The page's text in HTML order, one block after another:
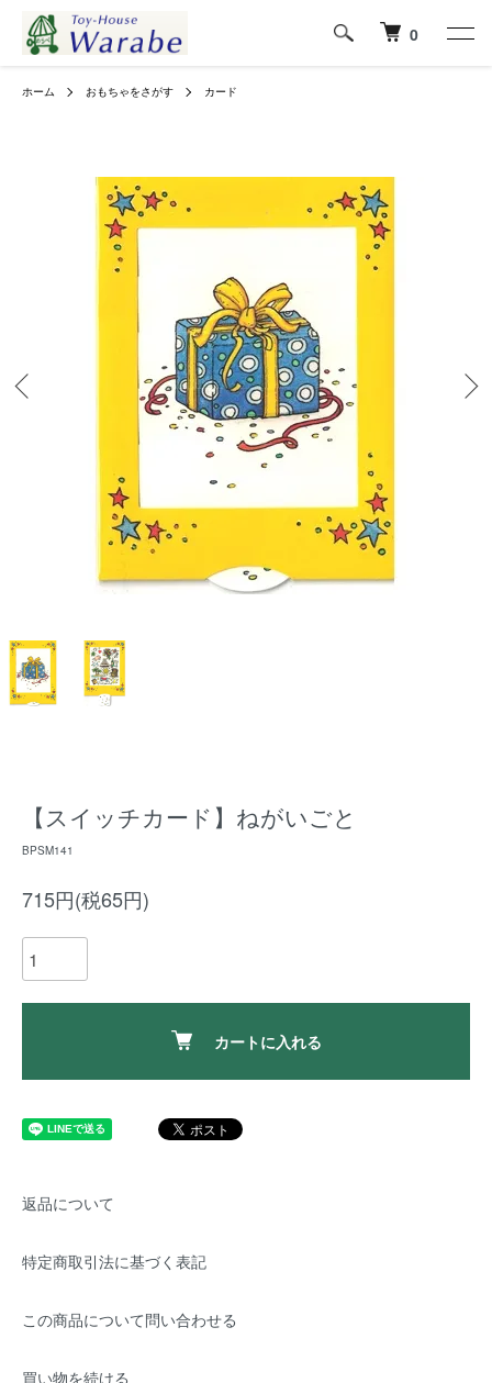
0
ホーム おもちゃをさがす カード
【スイッチカード】ねがいごと
BPSM141
715円(税65円)
カートに入れる
返品について
特定商取引法に基づく表記
この商品について問い合わせる
買い物を続ける